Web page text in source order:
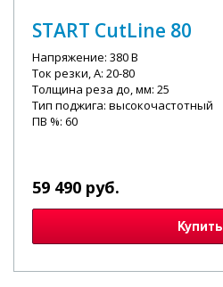
START CutLine 80
Напряжение: 380 В
Ток резки, А: 20-80
Толщина реза до, мм: 25
Тип поджига: высокочастотный
ПВ %: 60
59 490 руб.
Купить